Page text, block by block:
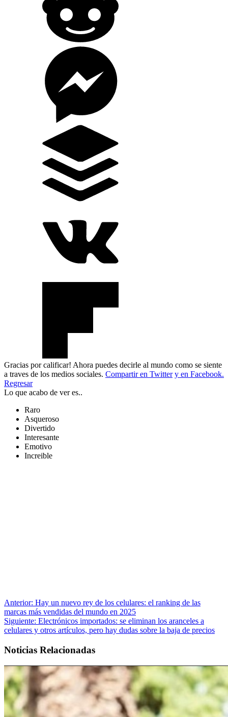
Gracias por calificar! Ahora puedes decirle al mundo como se siente
a traves de los medios sociales. Compartir en Twitter y en Facebook.
Regresar
Lo que acabo de ver es..
Raro
Asqueroso
Divertido
Interesante
Emotivo
Increible
Anterior: Hay un nuevo rey de los celulares: el ranking de las
marcas más vendidas del mundo en 2025
Siguiente: Electrónicos importados: se eliminan los aranceles a
celulares y otros artículos, pero hay dudas sobre la baja de precios
Noticias Relacionadas